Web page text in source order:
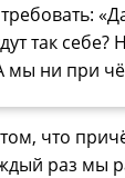
так себе?
мы ни при
что
раз мы